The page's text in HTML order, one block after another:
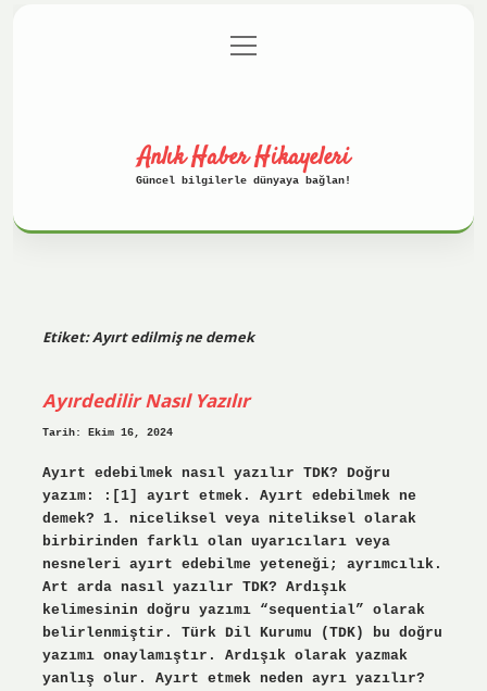
Gizlilik Politikası
menüyü
aç
Anlık Haber Hikayeleri
Güncel bilgilerle dünyaya bağlan!
Etiket:Ayırt edilmiş ne demek
Ayırdedilir Nasıl Yazılır
Tarih: Ekim 16, 2024
Ayırt edebilmek nasıl yazılır TDK? Doğru
yazım: :[1] ayırt etmek. Ayırt edebilmek ne
demek? 1. niceliksel veya niteliksel olarak
birbirinden farklı olan uyarıcıları veya
nesneleri ayırt edebilme yeteneği; ayrımcılık.
Art arda nasıl yazılır TDK? Ardışık
kelimesinin doğru yazımı “sequential” olarak
belirlenmiştir. Türk Dil Kurumu (TDK) bu doğru
yazımı onaylamıştır. Ardışık olarak yazmak
yanlış olur. Ayırt etmek neden ayrı yazılır?